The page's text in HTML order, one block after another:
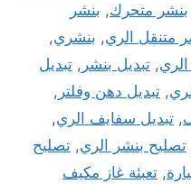
بنشر متحرك, بنشر
متنقل الري, بنشري,
, تبديل بنشر , تبديل
, تبديل دهن وفلتر ,
, تبديل سفايف الري,
تصليح بنشر الري, تصليح
, تعبئة غاز مكيف